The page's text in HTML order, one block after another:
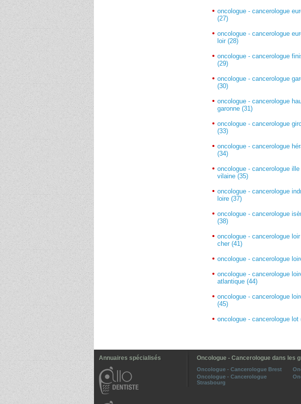
oncologue - cancerologue
(27)
oncologue - cancerologue
loir (28)
oncologue - cancerologue
(29)
oncologue - cancerologue
(30)
oncologue - cancerologue
garonne (31)
oncologue - cancerologue
(33)
oncologue - cancerologue
(34)
oncologue - cancerologue ille
vilaine (35)
oncologue - cancerologue
loire (37)
oncologue - cancerologue
(38)
oncologue - cancerologue
cher (41)
oncologue - cancerologue
oncologue - cancerologue
atlantique (44)
oncologue - cancerologue
(45)
oncologue - cancerologue lot
Annuaires spécialisés Oncologue - Cancerologue dans les
Oncologue - Cancerologue Brest
Oncologue - Cancerologue
Strasbourg